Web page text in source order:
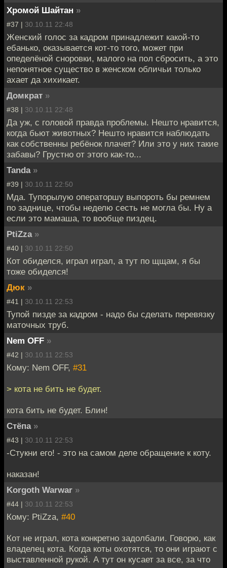
Хромой Шайтан »
#37 | 30.10.11 22:48
Женский голос за кадром принадлежит какой-то
ебанько, оказывается кот-то того, может при
опеделёной сноровки, малого на пол сбросить, а это
непонятное существо в женском обличьи только
ахает да хихикает.
Домкрат »
#38 | 30.10.11 22:48
Да уж, с головой правда проблемы. Нешто нравится,
когда бьют животных? Нешто нравится наблюдать
как собственны ребёнок плачет? Или это у них такие
забавы? Грустно от этого как-то...
Tanda »
#39 | 30.10.11 22:50
Мда. Тупорылую операторшу выпороть бы ремнем
по заднице, чтобы неделю сесть не могла бы. Ну а
если это мамаша, то вообще пиздец.
PtiZza »
#40 | 30.10.11 22:50
Кот обиделся, играл играл, а тут по щщам, я бы
тоже обиделся!
Дюк »
#41 | 30.10.11 22:53
Тупой пизде за кадром - надо бы сделать перевязку
маточных труб.
Nem OFF »
#42 | 30.10.11 22:53
Кому: Nem OFF, #31
> кота не бить не будет.
кота бить не будет. Блин!
Стёпа »
#43 | 30.10.11 22:53
-Стукни его! - это на самом деле обращение к коту.
наказан!
Korgoth Warwar »
#44 | 30.10.11 22:53
Кому: PtiZza, #40
Кот не играл, кота конкретно задолбали. Говорю, как
владелец кота. Когда коты охотятся, то они играют с
выставленной рукой. А тут он кусает за все, за что